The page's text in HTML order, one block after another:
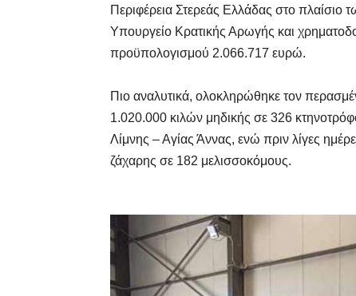
Περιφέρεια Στερεάς Ελλάδας στο πλαίσιο
Υπουργείο Κρατικής Αρωγής και
προϋπολογισμού 2.066.717 ευρώ.
Πιο αναλυτικά, ολοκληρώθηκε τον
1.020.000 κιλών μηδικής σε 326
Λίμνης – Αγίας Άννας, ενώ πριν λίγες
ζάχαρης σε 182 μελισσοκόμους.